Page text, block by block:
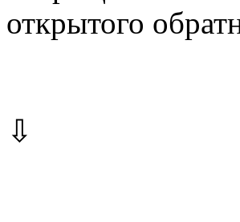
открытого
⇩